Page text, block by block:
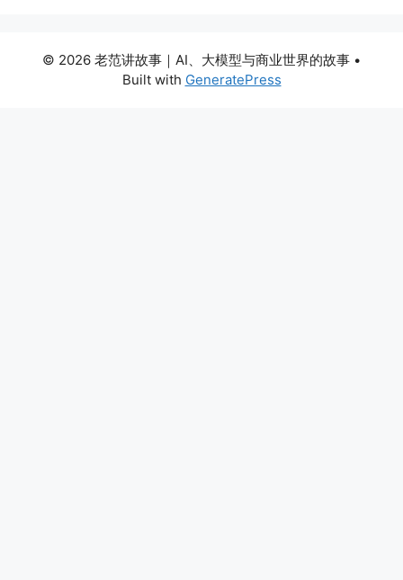
© 2026 老范讲故事｜AI、大模型与商业世界的故事 •
Built with GeneratePress